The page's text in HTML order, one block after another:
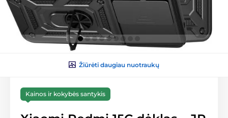
Žiūrėti daugiau nuotraukų
Kainos ir kokybės santykis